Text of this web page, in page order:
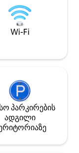
ბუნებითაა
იდეალური
სიმშვიდე და
კარგი
გამოცდილება
Wi-Fi
პარკირების
ადგილი